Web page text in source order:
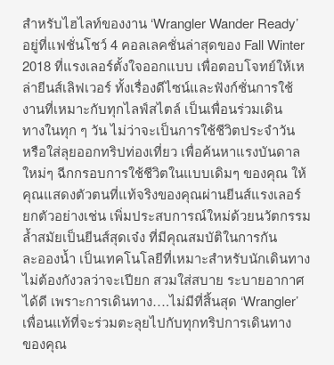
สำหรับไฮไลท์ของงาน ‘Wrangler Wander Ready’
อยู่ที่แฟชั่นโชว์ 4 คอลเลคชั่นล่าสุดของ Fall Winter
2018 ที่แรงเลอร์ตั้งใจออกแบบ เพื่อตอบโจทย์ให้เห
ล่ายีนส์เลิฟเวอร์ ทั้งเรื่องดีไซน์และฟังก์ชั่นการใช้
งานที่เหมาะกับทุกไลฟ์สไตล์ เป็นเพื่อนร่วมเดิน
ทางในทุก ๆ วัน ไม่ว่าจะเป็นการใช้ชีวิตประจำวัน
หรือใส่ลุยออกทริปท่องเที่ยว เพื่อค้นหาแรงบันดาล
ใหม่ๆ ฉีกกรอบการใช้ชีวิตในแบบเดิมๆ ของคุณ ให้
คุณแสดงตัวตนที่แท้จริงของคุณผ่านยีนส์แรงเลอร์
ยกตัวอย่างเช่น เพิ่มประสบการณ์ใหม่ด้วยนวัตกรรม
ล้ำสมัยเป็นยีนส์สุดเจ๋ง ที่มีคุณสมบัติในการกัน
ละอองน้ำ เป็นเทคโนโลยีที่เหมาะสำหรับนักเดินทาง
ไม่ต้องกังวลว่าจะเปียก สวมใส่สบาย ระบายอากาศ
ได้ดี เพราะการเดินทาง….ไม่มีที่สิ้นสุด ‘Wrangler’
เพื่อนแท้ที่จะร่วมตะลุยไปกับทุกทริปการเดินทาง
ของคุณ